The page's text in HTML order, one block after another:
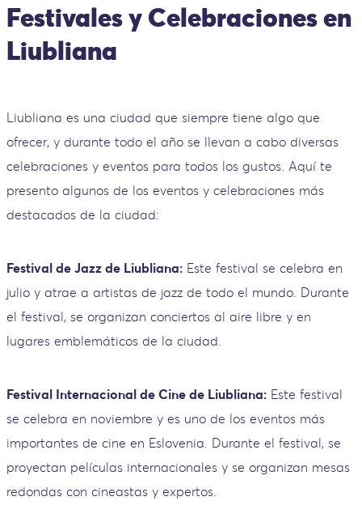
Festivales y Celebraciones en
Liubliana
Liubliana es una ciudad que siempre tiene algo que
ofrecer, y durante todo el año se llevan a cabo diversas
celebraciones y eventos para todos los gustos. Aquí te
presento algunos de los eventos y celebraciones más
destacados de la ciudad:
Festival de Jazz de Liubliana: Este festival se celebra en
julio y atrae a artistas de jazz de todo el mundo. Durante
el festival, se organizan conciertos al aire libre y en
lugares emblemáticos de la ciudad.
Festival Internacional de Cine de Liubliana: Este festival
se celebra en noviembre y es uno de los eventos más
importantes de cine en Eslovenia. Durante el festival, se
proyectan películas internacionales y se organizan mesas
redondas con cineastas y expertos.